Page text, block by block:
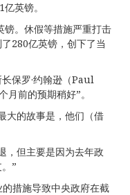
英镑。
镑。休假等措施严重打击
280亿英镑，创下了当
保罗·约翰逊（Paul
前的预期稍好”。
大的故事是，他们（借
，但主要是因为去年政
”
措施导致中央政府在截